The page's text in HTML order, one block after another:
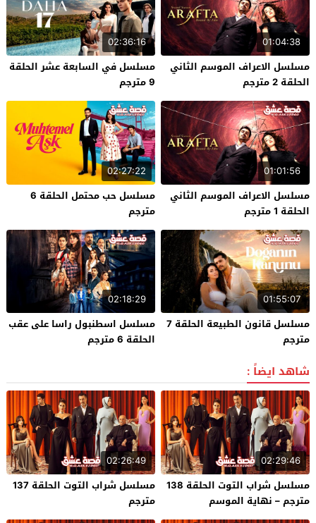
01:04:38
مسلسل الاعراف الموسم الثاني
الحلقة 2 مترجم
02:36:16
مسلسل في السابعة عشر الحلقة
9 مترجم
01:01:56
مسلسل الاعراف الموسم الثاني
الحلقة 1 مترجم
02:27:22
مسلسل حب محتمل الحلقة 6
مترجم
01:55:07
مسلسل قانون الطبيعة الحلقة 7
مترجم
02:18:29
مسلسل اسطنبول راسا على عقب
الحلقة 6 مترجم
شاهد ايضاً :
02:29:46
مسلسل شراب التوت الحلقة 138
مترجم – نهاية الموسم
02:26:49
مسلسل شراب التوت الحلقة 137
مترجم